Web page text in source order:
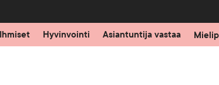
Ihmiset Hyvinvointi Asiantuntija vastaa